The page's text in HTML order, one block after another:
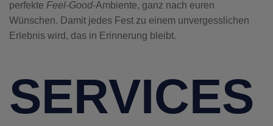
perfekte Feel-Good-Ambiente, ganz nach euren
Wünschen. Damit jedes Fest zu einem unvergesslichen
Erlebnis wird, das in Erinnerung bleibt.
SERVICES